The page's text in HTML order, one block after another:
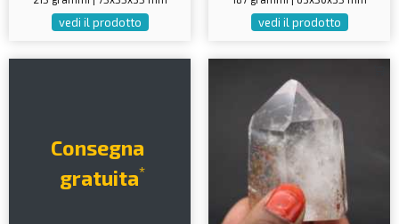
vedi il prodotto vedi il prodotto
Consegna
gratuita*